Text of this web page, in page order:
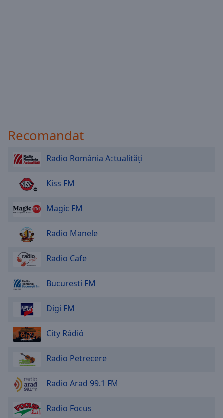
Recomandat
Radio România Actualități
Kiss FM
Magic FM
Radio Manele
Radio Cafe
Bucuresti FM
Digi FM
City Rádió
Radio Petrecere
Radio Arad 99.1 FM
Radio Focus